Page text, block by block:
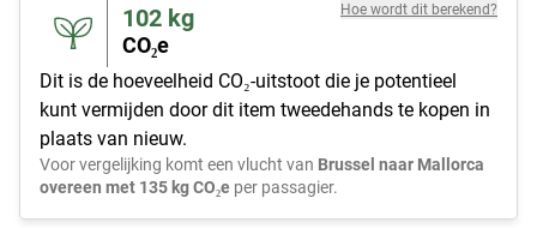
102 kg
CO₂e
Hoe wordt dit berekend?
Dit is de hoeveelheid CO₂-uitstoot die je potentieel
kunt vermijden door dit item tweedehands te kopen in
plaats van nieuw.
Voor vergelijking komt een vlucht van Brussel naar Mallorca
overeen met 135 kg CO₂e per passagier.